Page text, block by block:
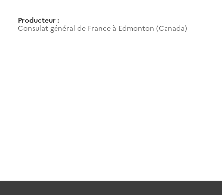
Producteur :
Consulat général de France à Edmonton (Canada)